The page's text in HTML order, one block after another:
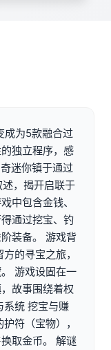
成为5款融合过
独立程序，感
迷你镇于通过
，揭开启联于
中包含金钱、
通过挖宝、钓
装备。 游戏背
的寻宝之旅，
游戏设固在一
故事围绕着权
系统 挖宝与赚
符（宝物），
取金币。 解谜